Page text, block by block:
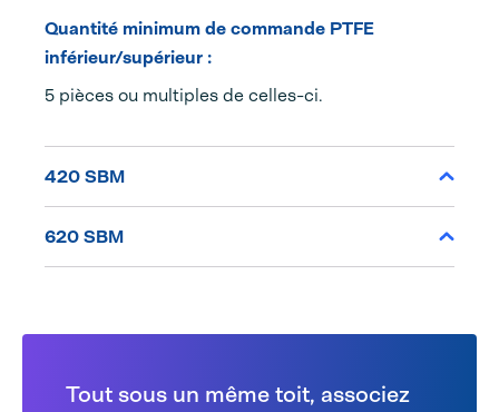
Quantité minimum de commande PTFE
inférieur/supérieur :
5 pièces ou multiples de celles-ci.
420 SBM
620 SBM
Tout sous un même toit, associez